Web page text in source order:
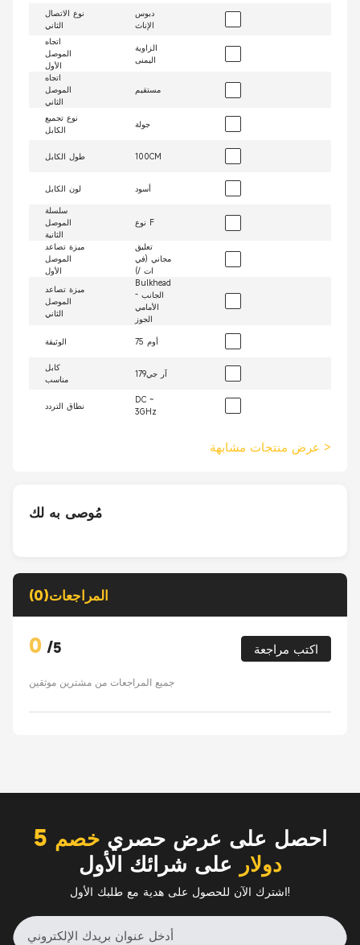
نوع الاتصال
الثاني
دبوس
الإناث
اتجاه
الموصل
الأول
الزاوية
اليمنى
اتجاه
الموصل
الثاني
مستقيم
نوع تجميع
الكابل
جولة
طول الكابل 100CM
لون الكابل أسود
سلسلة
الموصل
الثانية
نوع F
ميزة تصاعد
الموصل
الأول
تعليق
مجاني (في
ات /)
ميزة تصاعد
الموصل
الثاني
Bulkhead
- الجانب
الأمامي
الجوز
الوثيقة 75 أوم
كابل
مناسب
آر جي179
نطاق التردد
DC ~
3GHz
>
مُوصى به لك
المراجعات(0)
0 /5 اكتب مراجعة
جميع المراجعات من مشترين موثقين
احصل على عرض حصري
خصم 5
دولار على شرائك الأول
اشترك الآن للحصول على هدية مع طلبك الأول!